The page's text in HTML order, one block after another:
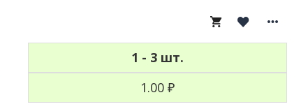
1 - 3 шт.
1.00 ₽